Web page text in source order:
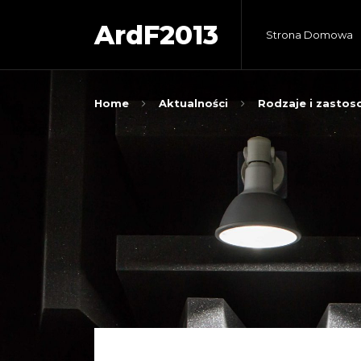
ArdF2013 Strona Domowa
Home Aktualności Rodzaje i